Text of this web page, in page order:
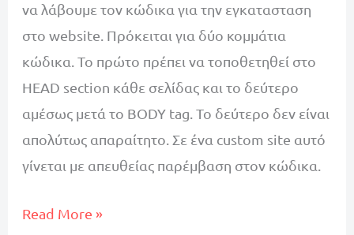
να λάβουμε τον κώδικα για την εγκατασταση
στο website. Πρόκειται για δύο κομμάτια
κώδικα. Το πρώτο πρέπει να τοποθετηθεί στο
HEAD section κάθε σελίδας και το δεύτερο
αμέσως μετά το BODY tag. Το δεύτερο δεν είναι
απολύτως απαραίτητο. Σε ένα custom site αυτό
γίνεται με απευθείας παρέμβαση στον κώδικα.
Εγκατάσταση
Read More »